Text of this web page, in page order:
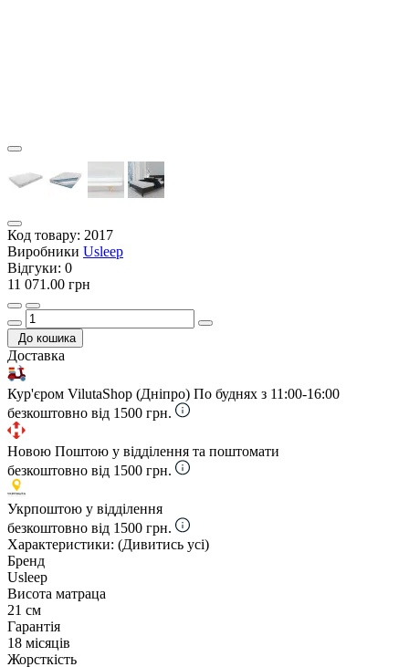
Код товару: 2017
Виробники Usleep
Відгуки: 0
11 071.00 грн
До кошика
Доставка
Кур'єром VilutaShop (Дніпро) По буднях з 11:00-16:00
безкоштовно від 1500 грн.
Новою Поштою у відділення та поштомати
безкоштовно від 1500 грн.
Укрпоштою у відділення
безкоштовно від 1500 грн.
Характеристики: (Дивитись усі)
Бренд
Usleep
Висота матраца
21 см
Гарантія
18 місяців
Жорсткість